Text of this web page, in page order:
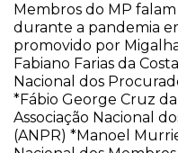
Membros do MP
durante a pandemia
promovido por
Fabiano Farias da
Nacional dos
*Fábio George Cruz
Associação Nacional
(ANPR) *Manoel